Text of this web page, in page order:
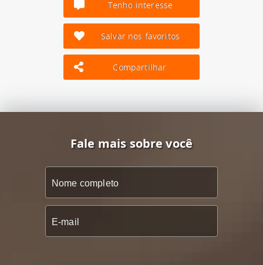
Tenho interesse
Salvar nos favoritos
Compartilhar
Fale mais sobre você